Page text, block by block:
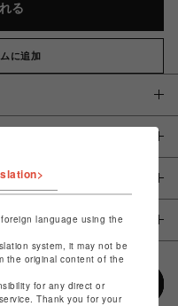
る
に追加
language using the
system, it may not be
the original content of the
for any direct or
Thank you for your